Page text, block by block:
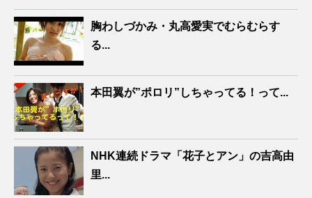
胸わしづかみ・丸高愛実でむらむらす
る...
本田翼が”ポロリ”しちゃってる！って...
NHK連続ドラマ「花子とアン」の吉高由
里...